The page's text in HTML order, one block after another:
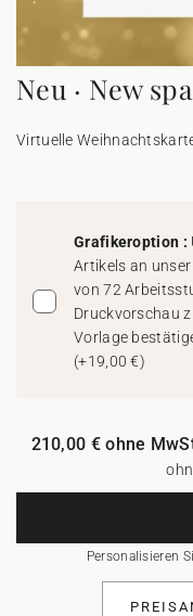
100% personalisierbare
★ Gratis Musterkarten
Adressaufkleber für
Menüs
Neu · New
Virtuelle
Grafikeroption :
Artikels an
von 72
Druckvorschau
Vorlage
(+19,00 €)
Personalisieren
210,00 € ohne